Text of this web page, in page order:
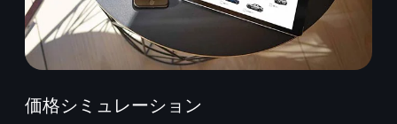
価格シミュレーション